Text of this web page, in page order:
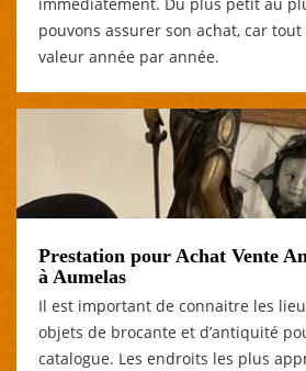
pouvons assurer son achat, car
valeur année par année.
Prestation pour Achat Vente
à Aumelas
Il est important de connaitre les
objets de brocante et d’antiquité
catalogue. Les endroits les plus